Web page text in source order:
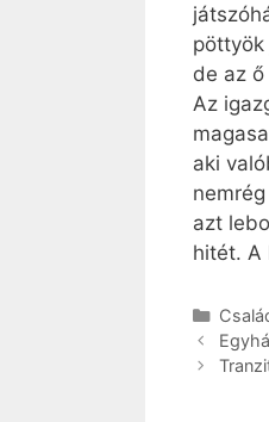
de az
Az
aki
azt
hitét. A